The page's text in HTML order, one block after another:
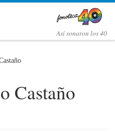
Así­ sonaron los 40
Castaño